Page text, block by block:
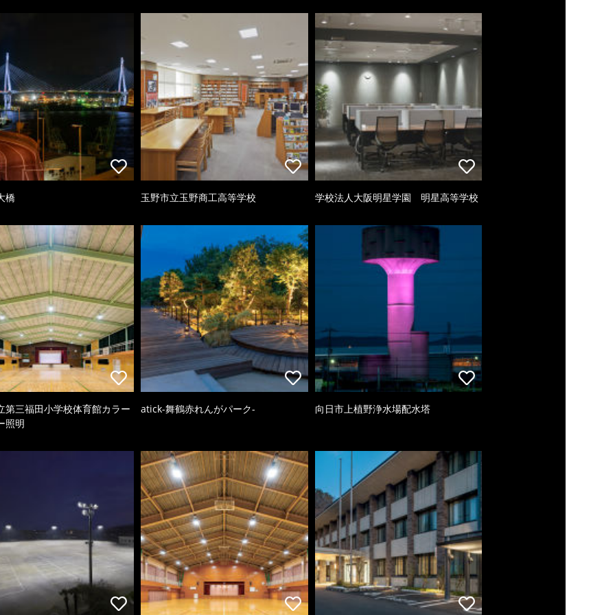
橋 玉野市立玉野商工高等学校 学校法人大阪明星学園 明星高等学校
第三福田小学校体育館カラー
照明
atick-舞鶴赤れんがパーク- 向日市上植野浄水場配水塔